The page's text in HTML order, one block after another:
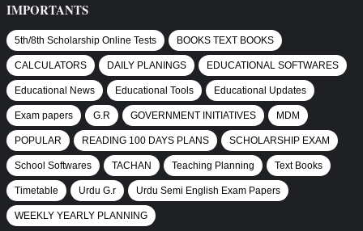
IMPORTANTS
5th/8th Scholarship Online Tests BOOKS TEXT BOOKS
CALCULATORS DAILY PLANINGS EDUCATIONAL SOFTWARES
Educational News Educational Tools Educational Updates
Exam papers G.R GOVERNMENT INITIATIVES MDM
POPULAR READING 100 DAYS PLANS SCHOLARSHIP EXAM
School Softwares TACHAN Teaching Planning Text Books
Timetable Urdu G.r Urdu Semi English Exam Papers
WEEKLY YEARLY PLANNING